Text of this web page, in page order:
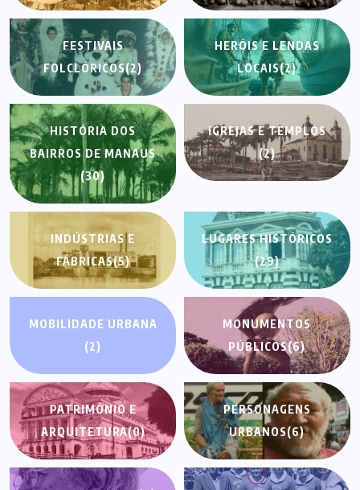
FESTIVAIS
FOLCLÓRICOS(2)
HERÓIS E LENDAS
LOCAIS(2)
HISTÓRIA DOS
BAIRROS DE MANAUS
(30)
IGREJAS E TEMPLOS
(2)
INDÚSTRIAS E
FÁBRICAS(5)
LUGARES HISTÓRICOS
(29)
MOBILIDADE URBANA
(2)
MONUMENTOS
PÚBLICOS(6)
PATRIMÔNIO E
ARQUITETURA(0)
PERSONAGENS
URBANOS(6)